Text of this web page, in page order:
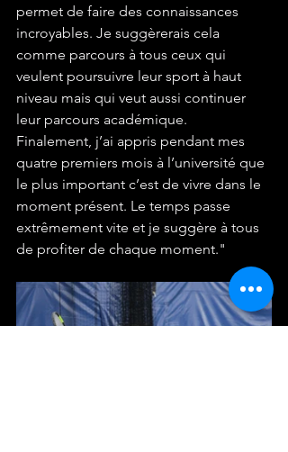
permet de faire des connaissances
incroyables. Je suggèrerais cela
comme parcours à tous ceux qui
veulent poursuivre leur sport à haut
niveau mais qui veut aussi continuer
leur parcours académique.
Finalement, j’ai appris pendant mes
quatre premiers mois à l’université que
le plus important c’est de vivre dans le
moment présent. Le temps passe
extrêmement vite et je suggère à tous
de profiter de chaque moment."